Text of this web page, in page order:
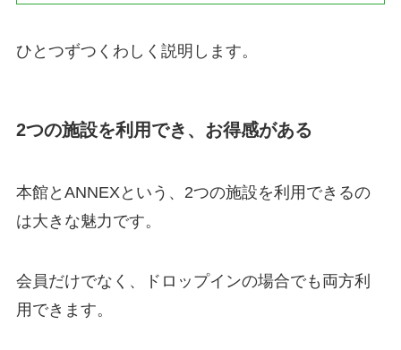
ひとつずつくわしく説明します。
2つの施設を利用でき、お得感がある
本館とANNEXという、2つの施設を利用できるの
は大きな魅力です。
会員だけでなく、ドロップインの場合でも両方利
用できます。